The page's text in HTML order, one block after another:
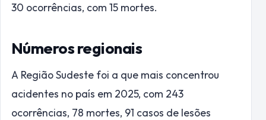
30 ocorrências, com 15 mortes.
Números regionais
A Região Sudeste foi a que mais concentrou
acidentes no país em 2025, com 243
ocorrências, 78 mortes, 91 casos de lesões